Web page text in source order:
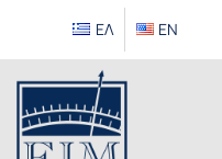
ΕΛ EΝ